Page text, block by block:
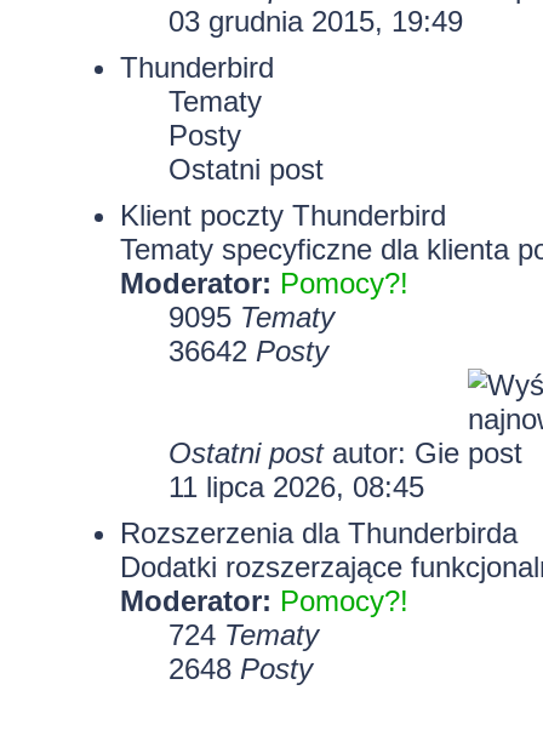
03 grudnia 2015, 19:49
Thunderbird
Tematy
Posty
Ostatni post
Klient poczty Thunderbird
Tematy specyficzne dla klienta
Moderator: Pomocy?!
9095 Tematy
36642 Posty
Ostatni postautor: Gie
11 lipca 2026, 08:45
Rozszerzenia dla Thunderbirda
Dodatki rozszerzające
Moderator: Pomocy?!
724 Tematy
2648 Posty